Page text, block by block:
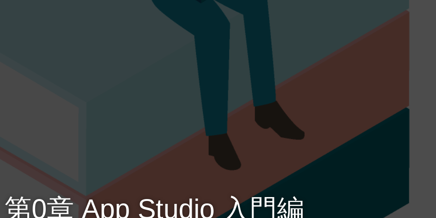
0章 App Studio 入門編